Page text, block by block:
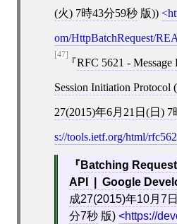
(火) 7時43分59秒版))
om/HttpBatchRequest/
[47]
RFC 5621 -
Session Initiation Protocol
27(2015)年6月21日(日) 7
s://tools.ietf.org/html/
Batching
API | Google
成27(2015)年10月7
分7秒版) https://